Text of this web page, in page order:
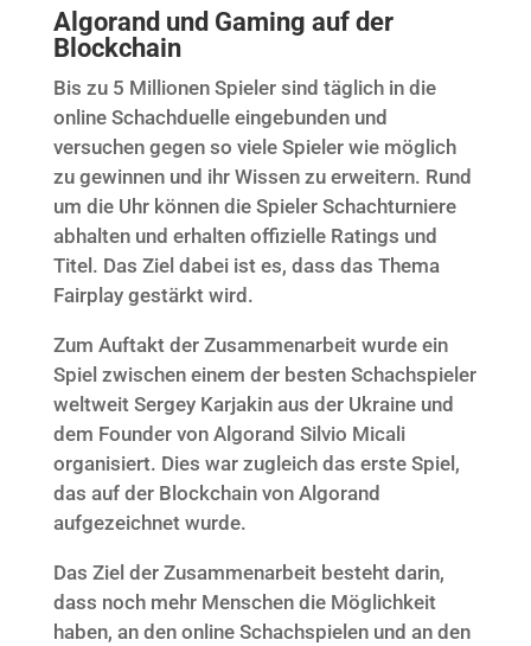
Algorand und Gaming auf der
Blockchain
Bis zu 5 Millionen Spieler sind täglich in die
online Schachduelle eingebunden und
versuchen gegen so viele Spieler wie möglich
zu gewinnen und ihr Wissen zu erweitern. Rund
um die Uhr können die Spieler Schachturniere
abhalten und erhalten offizielle Ratings und
Titel. Das Ziel dabei ist es, dass das Thema
Fairplay gestärkt wird.
Zum Auftakt der Zusammenarbeit wurde ein
Spiel zwischen einem der besten Schachspieler
weltweit Sergey Karjakin aus der Ukraine und
dem Founder von Algorand Silvio Micali
organisiert. Dies war zugleich das erste Spiel,
das auf der Blockchain von Algorand
aufgezeichnet wurde.
Das Ziel der Zusammenarbeit besteht darin,
dass noch mehr Menschen die Möglichkeit
haben, an den online Schachspielen und an den